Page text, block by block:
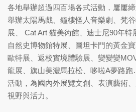
各地舉辦超過四百場各式活動，屢屢
舉辦太陽馬戲、鐘樓怪人音樂劇、梵
展、 Cat Art 貓美術館、迪士尼90年
自然史博物館特展、圖坦卡門的黃金
歐特展、返校實境體驗展、變變變
龍展、旗山美濃馬拉松、哆啦A夢路
活動，為國內外展覽文創、表演藝術
視野與活力。